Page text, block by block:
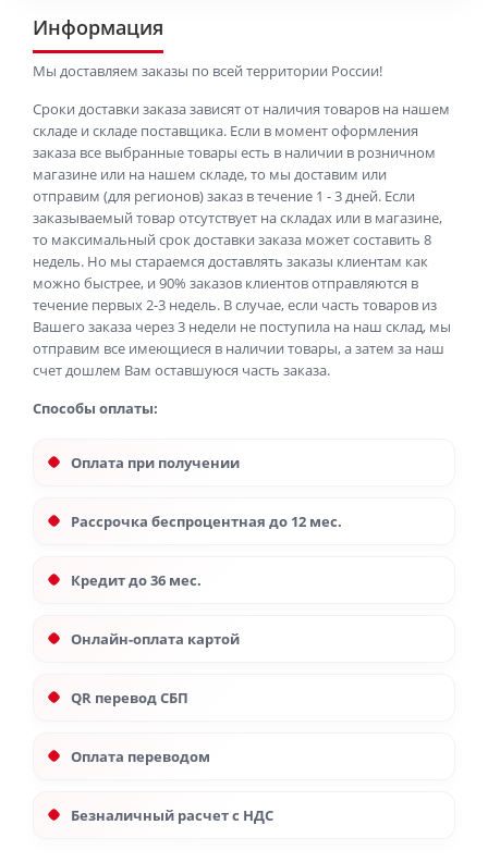
Информация
Мы доставляем заказы по всей территории России!
Сроки доставки заказа зависят от наличия товаров на нашем
складе и складе поставщика. Если в момент оформления
заказа все выбранные товары есть в наличии в розничном
магазине или на нашем складе, то мы доставим или
отправим (для регионов) заказ в течение 1 - 3 дней. Если
заказываемый товар отсутствует на складах или в магазине,
то максимальный срок доставки заказа может составить 8
недель. Но мы стараемся доставлять заказы клиентам как
можно быстрее, и 90% заказов клиентов отправляются в
течение первых 2-3 недель. В случае, если часть товаров из
Вашего заказа через 3 недели не поступила на наш склад, мы
отправим все имеющиеся в наличии товары, а затем за наш
счет дошлем Вам оставшуюся часть заказа.
Способы оплаты:
Оплата при получении
Рассрочка беспроцентная до 12 мес.
Кредит до 36 мес.
Онлайн-оплата картой
QR перевод СБП
Оплата переводом
Безналичный расчет с НДС